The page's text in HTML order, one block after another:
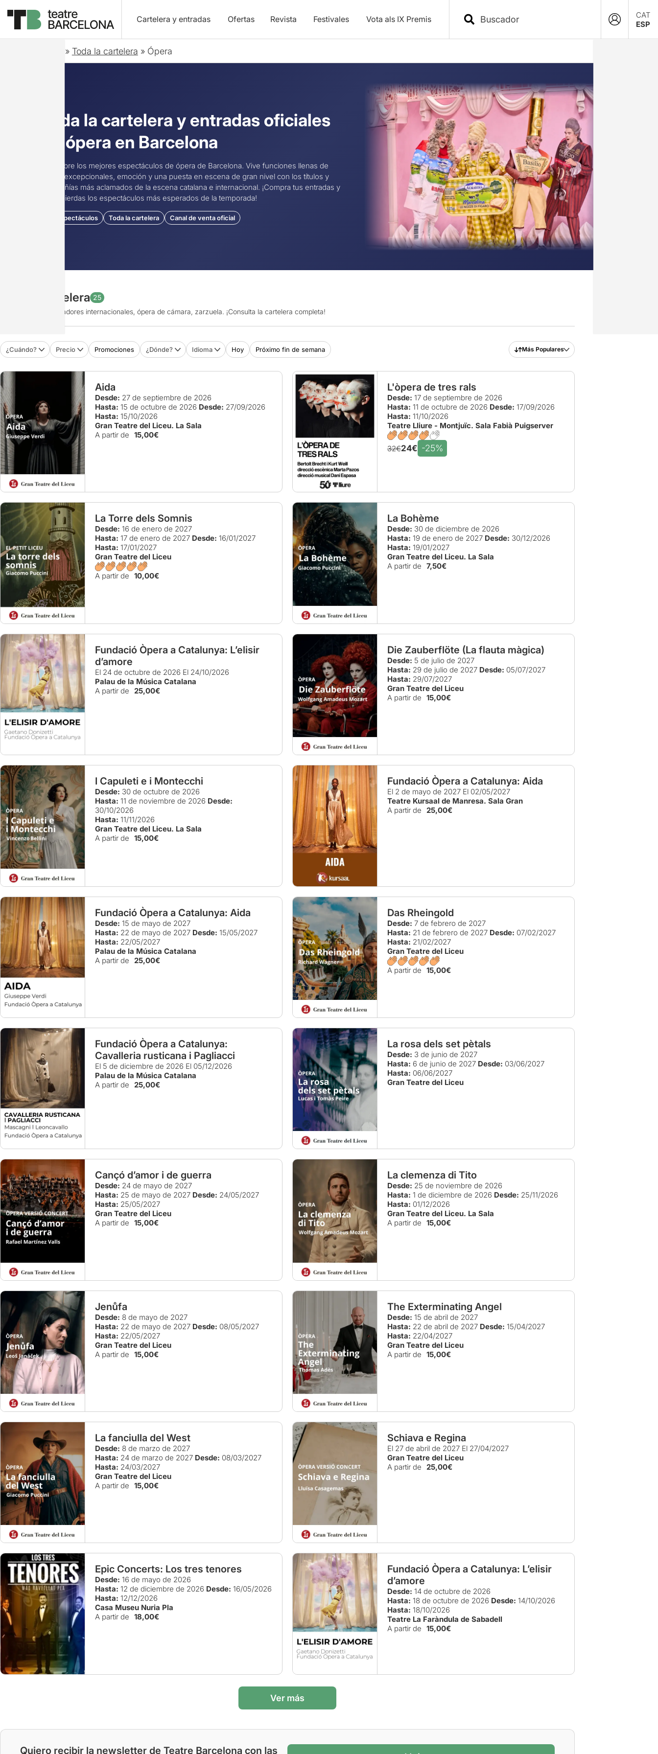
Cartelera y entradas Ofertas Revista Festivales Vota als IX Premis
CAT
ESP
» Toda la cartelera » Ópera
Toda la cartelera y entradas oficiales
de ópera en Barcelona
Descubre los mejores espectáculos de ópera de Barcelona. Vive funciones llenas de
voces excepcionales, emoción y una puesta en escena de gran nivel con los títulos y
compañías más aclamados de la escena catalana e internacional. ¡Compra tus entradas y
no te pierdas los espectáculos más esperados de la temporada!
25 espectáculos Toda la cartelera Canal de venta oficial
Toda la cartelera 25
Títulos clásicos, creadores internacionales, ópera de cámara, zarzuela. ¡Consulta la cartelera completa!
¿Cuándo? Precio Promociones ¿Dónde? Idioma Hoy Próximo fin de semana Más Populares
Aida
Desde: 27 de septiembre de 2026
Hasta: 15 de octubre de 2026 Desde: 27/09/2026
Hasta: 15/10/2026
Gran Teatre del Liceu. La Sala
A partir de 15,00€
L'òpera de tres rals
Desde: 17 de septiembre de 2026
Hasta: 11 de octubre de 2026 Desde: 17/09/2026
Hasta: 11/10/2026
Teatre Lliure - Montjuïc. Sala Fabià Puigserver
32€24€ -25%
La Torre dels Somnis
Desde: 16 de enero de 2027
Hasta: 17 de enero de 2027 Desde: 16/01/2027
Hasta: 17/01/2027
Gran Teatre del Liceu
A partir de 10,00€
La Bohème
Desde: 30 de diciembre de 2026
Hasta: 19 de enero de 2027 Desde: 30/12/2026
Hasta: 19/01/2027
Gran Teatre del Liceu. La Sala
A partir de 7,50€
Fundació Òpera a Catalunya: L’elisir
d’amore
El 24 de octubre de 2026 El 24/10/2026
Palau de la Música Catalana
A partir de
25,00€
Die Zauberflöte (La flauta màgica)
Desde: 5 de julio de 2027
Hasta: 29 de julio de 2027 Desde: 05/07/2027
Hasta: 29/07/2027
Gran Teatre del Liceu
A partir de 15,00€
I Capuleti e i Montecchi
Desde: 30 de octubre de 2026
Hasta: 11 de noviembre de 2026 Desde:
30/10/2026
Hasta: 11/11/2026
Gran Teatre del Liceu. La Sala
A partir de 15,00€
Fundació Òpera a Catalunya: Aida
El 2 de mayo de 2027 El 02/05/2027
Teatre Kursaal de Manresa. Sala Gran
A partir de
25,00€
Fundació Òpera a Catalunya: Aida
Desde: 15 de mayo de 2027
Hasta: 22 de mayo de 2027 Desde: 15/05/2027
Hasta: 22/05/2027
Palau de la Música Catalana
A partir de
25,00€
Das Rheingold
Desde: 7 de febrero de 2027
Hasta: 21 de febrero de 2027 Desde: 07/02/2027
Hasta: 21/02/2027
Gran Teatre del Liceu
A partir de 15,00€
Fundació Òpera a Catalunya:
Cavalleria rusticana i Pagliacci
El 5 de diciembre de 2026 El 05/12/2026
Palau de la Música Catalana
A partir de
25,00€
La rosa dels set pètals
Desde: 3 de junio de 2027
Hasta: 6 de junio de 2027 Desde: 03/06/2027
Hasta: 06/06/2027
Gran Teatre del Liceu
Cançó d’amor i de guerra
Desde: 24 de mayo de 2027
Hasta: 25 de mayo de 2027 Desde: 24/05/2027
Hasta: 25/05/2027
Gran Teatre del Liceu
A partir de 15,00€
La clemenza di Tito
Desde: 25 de noviembre de 2026
Hasta: 1 de diciembre de 2026 Desde: 25/11/2026
Hasta: 01/12/2026
Gran Teatre del Liceu. La Sala
A partir de 15,00€
Jenůfa
Desde: 8 de mayo de 2027
Hasta: 22 de mayo de 2027 Desde: 08/05/2027
Hasta: 22/05/2027
Gran Teatre del Liceu
A partir de 15,00€
The Exterminating Angel
Desde: 15 de abril de 2027
Hasta: 22 de abril de 2027 Desde: 15/04/2027
Hasta: 22/04/2027
Gran Teatre del Liceu
A partir de 15,00€
La fanciulla del West
Desde: 8 de marzo de 2027
Hasta: 24 de marzo de 2027 Desde: 08/03/2027
Hasta: 24/03/2027
Gran Teatre del Liceu
A partir de 15,00€
Schiava e Regina
El 27 de abril de 2027 El 27/04/2027
Gran Teatre del Liceu
A partir de
25,00€
Epic Concerts: Los tres tenores
Desde: 16 de mayo de 2026
Hasta: 12 de diciembre de 2026 Desde: 16/05/2026
Hasta: 12/12/2026
Casa Museu Nuria Pla
A partir de 18,00€
Fundació Òpera a Catalunya: L’elisir
d’amore
Desde: 14 de octubre de 2026
Hasta: 18 de octubre de 2026 Desde: 14/10/2026
Hasta: 18/10/2026
Teatre La Faràndula de Sabadell
A partir de 15,00€
Ver más
Quiero recibir la newsletter de Teatre Barcelona con las